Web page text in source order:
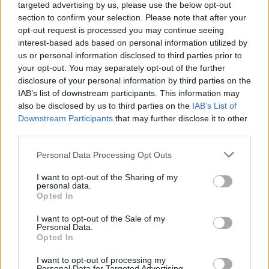
targeted advertising by us, please use the below opt-out
section to confirm your selection. Please note that after your
opt-out request is processed you may continue seeing
interest-based ads based on personal information utilized by
us or personal information disclosed to third parties prior to
your opt-out. You may separately opt-out of the further
disclosure of your personal information by third parties on the
IAB’s list of downstream participants. This information may
also be disclosed by us to third parties on the IAB’s List of
Downstream Participants that may further disclose it to other
Personal Data Processing Opt Outs
I want to opt-out of the Sharing of my
personal data.
Opted In
I want to opt-out of the Sale of my
Personal Data.
Opted In
I want to opt-out of processing my
της γνώσης.
Η εφαρμογή του συστήματος τοποθετείται στ α
μέσα του ερχόμενου σχολικού έτους, 2026-27.
Παράλληλα, από τη νέα σχολική χρονιά, τα διά
ζώσης μαθήματα θα επεκταθούν και στους
μαθητές της Α’ και Β’ Λυκείου. Μάλιστα, σύμφωνα
με το ίδιο Δελτίο Τύπου, πρόθεση της
υπουργού είναι, επίσης, η ένταξη στο Ψηφιακό
ώστε να στηρίζονται και τα παιδιά από τα σχολεία
αλλά και τα Τμήματα Ελληνικής Γλώσσας στο
εξωτερικό.